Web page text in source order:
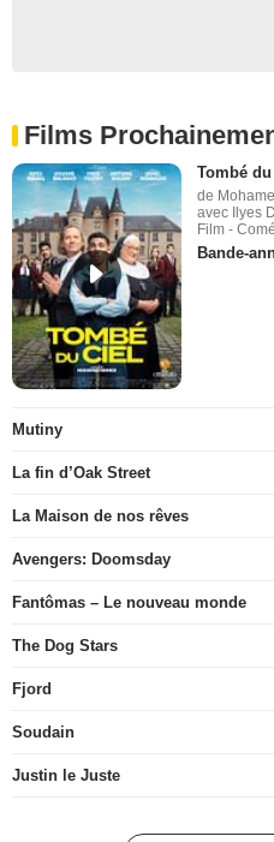
Films
Tombé du
de
avec Ilyes
Film -
Bande-
Mutiny
La fin d’Oak Street
La Maison de nos rêves
Avengers: Doomsday
Fantômas – Le nouveau monde
The Dog Stars
Fjord
Soudain
Justin le Juste